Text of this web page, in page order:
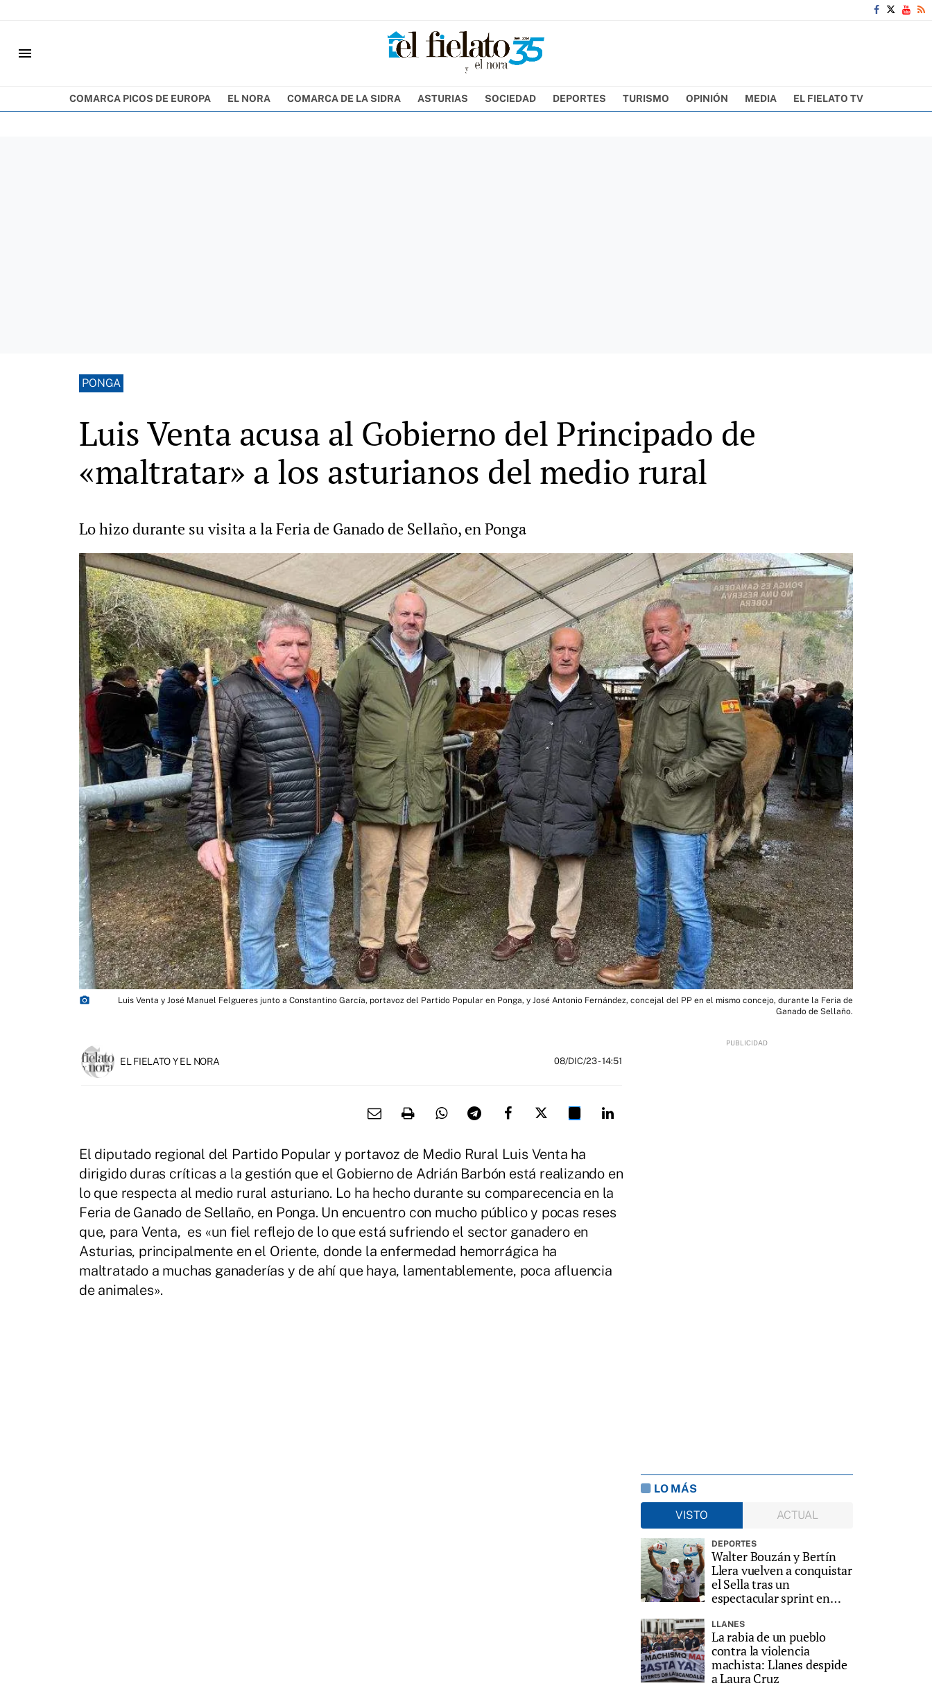
menu
COMARCA PICOS DE EUROPA EL NORA COMARCA DE LA SIDRA ASTURIAS SOCIEDAD DEPORTES TURISMO OPINIÓN MEDIA EL FIELATO TV
PONGA
Luis Venta acusa al Gobierno del Principado de
«maltratar» a los asturianos del medio rural
Lo hizo durante su visita a la Feria de Ganado de Sellaño, en Ponga
photo_camera
Luis Venta y José Manuel Felgueres junto a Constantino García, portavoz del Partido Popular en Ponga, y José Antonio Fernández, concejal del PP en el mismo concejo, durante la Feria de
Ganado de Sellaño.
EL FIELATO Y EL NORA 08/DIC/23- 14:51
El diputado regional del Partido Popular y portavoz de Medio Rural Luis Venta ha
dirigido duras críticas a la gestión que el Gobierno de Adrián Barbón está realizando en
lo que respecta al medio rural asturiano. Lo ha hecho durante su comparecencia en la
Feria de Ganado de Sellaño, en Ponga. Un encuentro con mucho público y pocas reses
que, para Venta, es «un fiel reflejo de lo que está sufriendo el sector ganadero en
Asturias, principalmente en el Oriente, donde la enfermedad hemorrágica ha
maltratado a muchas ganaderías y de ahí que haya, lamentablemente, poca afluencia
de animales».
LO MÁS
VISTO
ACTUAL
DEPORTES
Walter Bouzán y Bertín
Llera vuelven a conquistar
el Sella tras un
espectacular sprint en
LLANES
La rabia de un pueblo
contra la violencia
machista: Llanes despide
a Laura Cruz